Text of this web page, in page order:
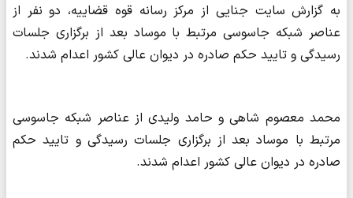
به گزارش سایت جنایی از مرکز رسانه قوه قضاییه، دو نفر از
عناصر شبکه جاسوسی مرتبط با موساد بعد از برگزاری جلسات
رسیدگی و تایید حکم صادره در دیوان عالی کشور اعدام شدند.
محمد معصوم شاهی و حامد ولیدی از عناصر شبکه جاسوسی
مرتبط با موساد بعد از برگزاری جلسات رسیدگی و تایید حکم
صادره در دیوان عالی کشور اعدام شدند.